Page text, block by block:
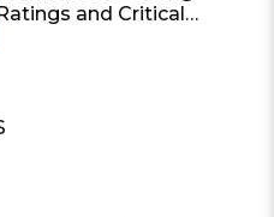
Ratings and Critical